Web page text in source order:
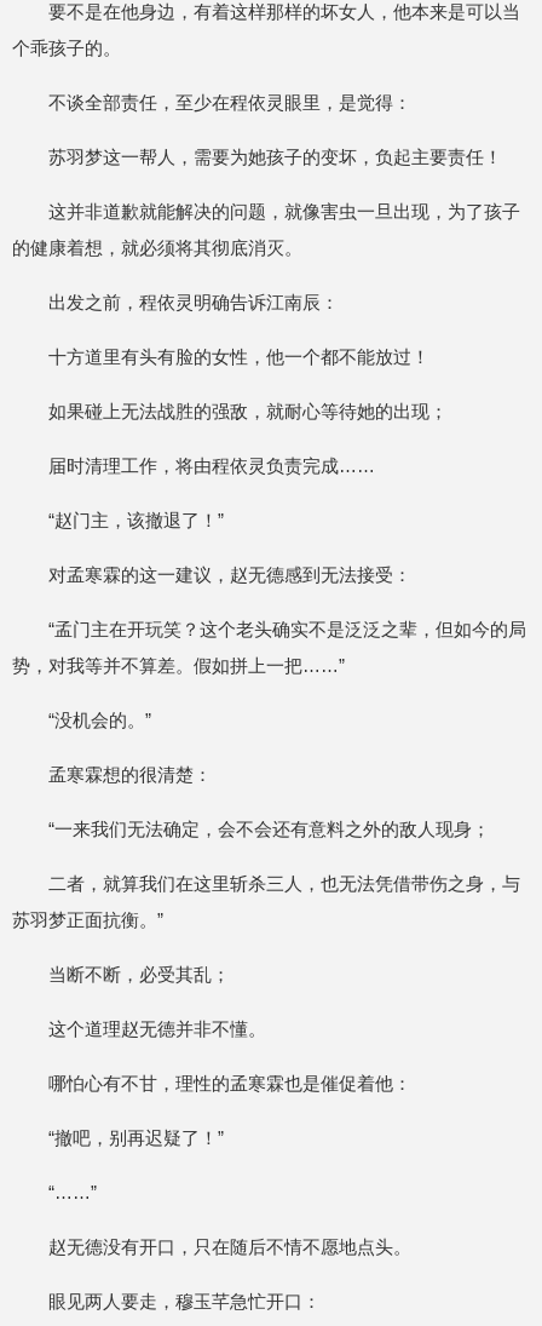
要不是在他身边，有着这样那样的坏女人，他本来是可以当
个乖孩子的。
不谈全部责任，至少在程依灵眼里，是觉得：
苏羽梦这一帮人，需要为她孩子的变坏，负起主要责任！
这并非道歉就能解决的问题，就像害虫一旦出现，为了孩子
的健康着想，就必须将其彻底消灭。
出发之前，程依灵明确告诉江南辰：
十方道里有头有脸的女性，他一个都不能放过！
如果碰上无法战胜的强敌，就耐心等待她的出现；
届时清理工作，将由程依灵负责完成……
“赵门主，该撤退了！”
对孟寒霖的这一建议，赵无德感到无法接受：
“孟门主在开玩笑？这个老头确实不是泛泛之辈，但如今的局
势，对我等并不算差。假如拼上一把……”
“没机会的。”
孟寒霖想的很清楚：
“一来我们无法确定，会不会还有意料之外的敌人现身；
二者，就算我们在这里斩杀三人，也无法凭借带伤之身，与
苏羽梦正面抗衡。”
当断不断，必受其乱；
这个道理赵无德并非不懂。
哪怕心有不甘，理性的孟寒霖也是催促着他：
“撤吧，别再迟疑了！”
“……”
赵无德没有开口，只在随后不情不愿地点头。
眼见两人要走，穆玉芊急忙开口：